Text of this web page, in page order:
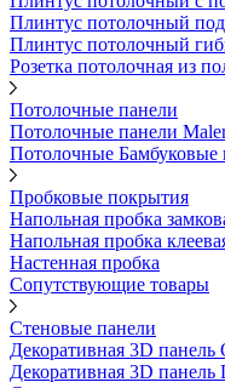
Плинтус потолочный
Плинтус потолочный
Розетка потолочная из
Потолочные панели
Потолочные панели
Потолочные Бамбуковые
Пробковые покрытия
Напольная пробка
Напольная пробка
Настенная пробка
Сопутствующие товары
Стеновые панели
Декоративная 3D панель
Декоративная 3D